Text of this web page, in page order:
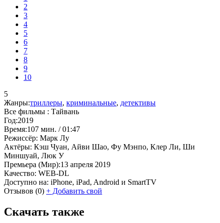
2
3
4
5
6
7
8
9
10
5
Жанры:триллеры, криминальные, детективы
Все фильмы : Тайвань
Год:2019
Время:107 мин. / 01:47
Режиссёр: Марк Лу
Актёры: Кэш Чуан, Айви Шао, Фу Мэнпо, Клер Ли, Ши
Миншуай, Люк У
Премьера (Мир):13 апреля 2019
Качество: WEB-DL
Доступно на: iPhone, iPad, Android и SmartTV
Отзывов (0) + Добавить свой
Скачать также